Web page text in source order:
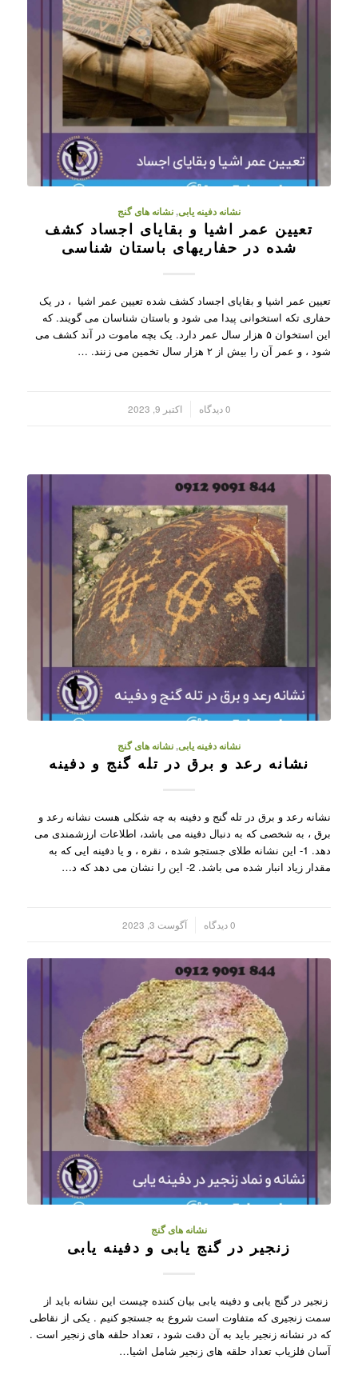
نشانه دفینه یابی,نشانه های گنج
تعیین عمر اشیا و بقایای اجساد کشف
شده در حفاریهای باستان شناسی
تعیین عمر اشیا و بقایای اجساد کشف شده تعیین عمر اشیا ، در یک
حفاری تکه استخوانی پیدا می شود و باستان شناسان می گویند. که
این استخوان ۵ هزار سال عمر دارد. یک بچه ماموت در آند کشف می
شود ، و عمر آن را بیش از ۲ هزار سال تخمین می زنند. …
0 دیدگاه اکتبر 9, 2023
نشانه دفینه یابی,نشانه های گنج
نشانه رعد و برق در تله گنج و دفینه
نشانه رعد و برق در تله گنج و دفینه به چه شکلی هست نشانه رعد و
برق ، به شخصی که به دنبال دفینه می باشد، اطلاعات ارزشمندی می
دهد. 1- این نشانه طلای جستجو شده ، نقره ، و یا دفینه ایی که به
مقدار زیاد انبار شده می باشد. 2- این را نشان می دهد که د…
0 دیدگاه آگوست 3, 2023
نشانه های گنج
زنجیر در گنج یابی و دفینه یابی
زنجیر در گنج یابی و دفینه یابی بیان کننده چیست این نشانه باید از
سمت زنجیری که متفاوت است شروع به جستجو کنیم . یکی از نقاطی
که در نشانه زنجیر باید به آن دقت شود ، تعداد حلقه های زنجیر است .
آسان فلزیاب تعداد حلقه های زنجیر شامل اشیا…